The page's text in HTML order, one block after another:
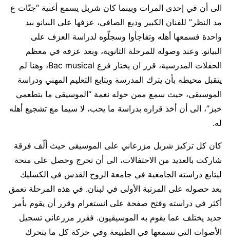
الى أن في إحدى المرات وبينما كان شربل يسمع أغنية “جنّات ع
مد النظر” للفنان الكبير وديع الصافي، عزفها على البيانو بيد
واحدة فسمعها أهله وتفاجأوا وسجلّوه لدراسة العزف على
البيانو. وعند وصوله للمرحلة الثانوية، وبعد عزفه في معظم
الحفلات المدرسية، قرر ان يختار فرع Bac musical، وهنا لم
يتقبل محيطه بأن يترك المدرسة ويتابع التعليم المهني ودراسة
الموسيقى، حيث سمع ممن حوله نغمة “الموسيقى ما بتطعمي
خبز”، الى أن أخذ قراره بدراسة ما يحب، لا سيما مع تشجيع أهله
له.
كان كل تركيز شربل مزرعاني على الموسيقى حيث ألّف فرقة
شاركت بالعديد من الاحتفالات، الى أن تخرج وحصل على منحة
ليتابع دراسته الجامعية في جامعة الروح القدس في الكسليك
بعد حصوله على المرتبة الأولى في لبنان. في هذه المرحلة تعمق
أكثر في دراسته وفتح صفحة على انستغرام وقرر أن يقوم بأمر
جديد يختلف عما يقوم به الموسيقيون. فقرر مزرعاني تسجيل
الأصوات التي نسمعها في الطبيعة وفي حركة كل ما يتحرك